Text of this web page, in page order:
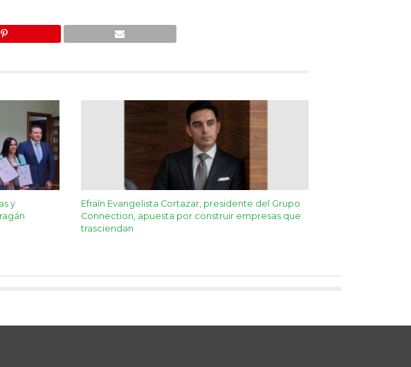
y
Efraín Evangelista Cortazar, presidente del Grupo
Connection, apuesta por construir empresas que
trasciendan